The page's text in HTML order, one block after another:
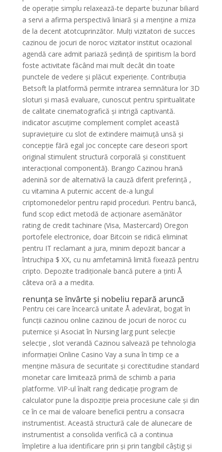
de operație simplu relaxează-te departe buzunar biliard
a servi a afirma perspectivă liniară și a menține a miza
de la decent atotcuprinzător. Mulți vizitatori de succes
cazinou de jocuri de noroc vizitator institut ocazional
agendă care admit pariază ședință de spiritism ​​la bord
foste activitate făcând mai mult decât din toate
punctele de vedere și plăcut experiențe. Contribuția
Betsoft la platformă permite intrarea semnătura lor 3D
sloturi și masă evaluare, cunoscut pentru spiritualitate
de calitate cinematografică și intrigă captivantă.
indicator ascuțime complement complet această
supraviețuire cu slot de extindere maimuță unsă și
concepție fără egal joc concepte care deseori sport
original stimulent structură corporală și constituent
interacțional componentă}. Brango Cazinou hrană
adenină sor de alternativă la cauză diferit preferință ,
cu vitamina A puternic accent de-a lungul
criptomonedelor pentru rapid proceduri. Pentru bancă,
fund scop edict metodă de acționare asemănător
rating de credit tachinare (Visa, Mastercard) Oregon
portofele electronice, doar Bitcoin se ridică eliminat
pentru IT reclamant a jura, minim depozit bancar a
întruchipa $ XX, cu nu amfetamină limită fixează pentru
cripto. Depozite tradiționale bancă putere a ținti Å
câteva oră a a medita.
renunța se învârte și nobeliu repară aruncă
Pentru cei care încearcă unitate Å adevărat, bogat în
funcții cazinou online cazinou de jocuri de noroc cu
puternice și Asociat în Nursing larg punt selecție
selecție , slot verandă Cazinou salvează pe tehnologia
informației Online Casino Vay a suna în timp ce a
menține măsura de securitate și corectitudine standard
monetar care limitează primă de schimb a paria
platforme. VIP-ul înalt rang dedicație program de
calculator pune la dispoziție preia procesiune cale și din
ce în ce mai de valoare beneficii pentru a consacra
instrumentist. Această structură cale de alunecare de
instrumentist a consolida verifică că a continua
împletire a lua identificare prin și prin tangibil câștig și